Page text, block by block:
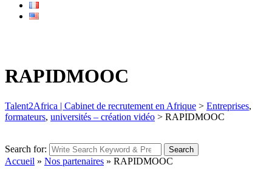
RAPIDMOOC
Talent2Africa | Cabinet de recrutement en Afrique > Entreprises,
formateurs, universités – création vidéo > RAPIDMOOC
Search for: Search
Accueil » Nos partenaires » RAPIDMOOC